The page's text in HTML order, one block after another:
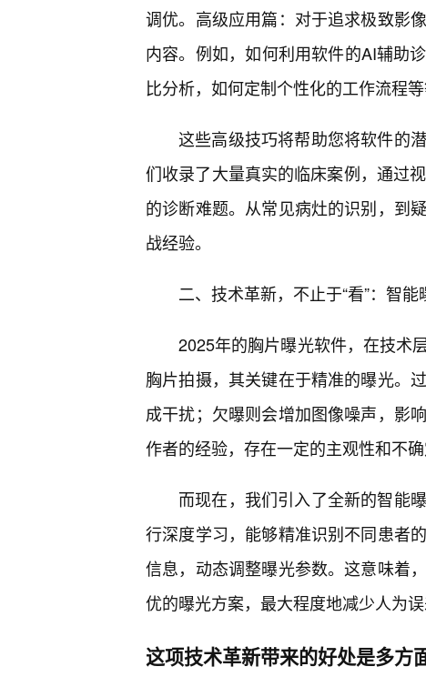
调优。高级应用篇：对于追求极致影
内容。例如，如何利用软件的AI辅助
比分析，如何定制个性化的工作流程等
这些高级技巧将帮助您将软件的
们收录了大量真实的临床案例，通过
的诊断难题。从常见病灶的识别，到
战经验。
二、技术革新，不止于“看”：智
2025年的胸片曝光软件，在技术
胸片拍摄，其关键在于精准的曝光。
成干扰；欠曝则会增加图像噪声，影
作者的经验，存在一定的主观性和不确
而现在，我们引入了全新的智能
行深度学习，能够精准识别不同患者
信息，动态调整曝光参数。这意味着
优的曝光方案，最大程度地减少人为
这项技术革新带来的好处是多方